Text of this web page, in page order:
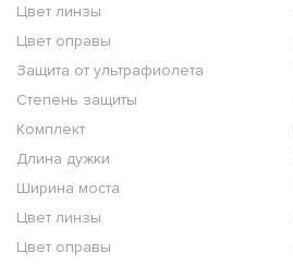
Цвет линзы
Цвет оправы
Защита от ультрафиолета
Степень защиты
Комплект
Длина дужки
Ширина моста
Цвет линзы
Цвет оправы